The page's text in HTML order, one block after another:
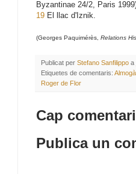
Byzantinae 24/2, Paris
19 El llac d'Iznik.
(Georges Paquimérès, Relations
Publicat per Stefano Sanfilippo a
Etiquetes de comentaris:
Roger de Flor
Cap
Publica un